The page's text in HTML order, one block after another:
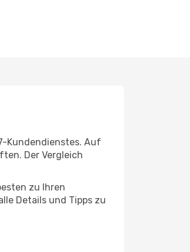
Kundendienstes. Auf
Der Vergleich
zu Ihren
Details und Tipps zu